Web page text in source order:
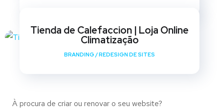
Tienda de Calefaccion | Loja Online
Climatização
BRANDING /REDESIGN DE SITES
À procura de criar ou renovar o seu website?